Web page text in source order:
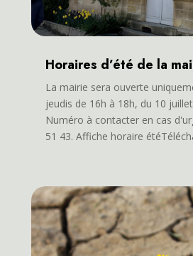
Horaires d’été de la
La mairie sera ouverte
jeudis de 16h à 18h, du 10
Numéro à contacter en cas
51 43. Affiche horaire